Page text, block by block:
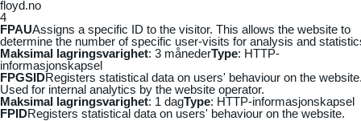
floyd.no
4
FPAUAssigns a specific ID to the visitor. This allows the website to
determine the number of specific user-visits for analysis and
Maksimal lagringsvarighet: 3 månederType: HTTP-
informasjonskapsel
FPGSIDRegisters statistical data on users' behaviour on the
Used for internal analytics by the website operator.
Maksimal lagringsvarighet: 1 dagType: HTTP-informasjonskapsel
FPIDRegisters statistical data on users' behaviour on the website.